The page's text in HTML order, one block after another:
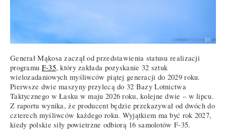
Generał Mąkosa zaczął od przedstawienia statusu realizacji
programu F-35, który zakłada pozyskanie 32 sztuk
wielozadaniowych myśliwców piątej generacji do 2029 roku.
Pierwsze dwie maszyny przylecą do 32 Bazy Lotnictwa
Taktycznego w Łasku w maju 2026 roku, kolejne dwie – w lipcu.
Z raportu wynika, że producent będzie przekazywał od dwóch do
czterech myśliwców każdego roku. Wyjątkiem ma być rok 2027,
kiedy polskie siły powietrzne odbiorą 16 samolotów F-35.